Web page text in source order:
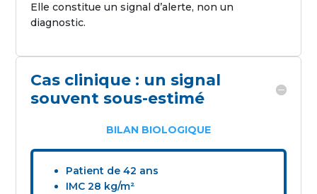
Elle constitue un signal d’alerte, non un
diagnostic.
Cas clinique : un signal
souvent sous-estimé
BILAN BIOLOGIQUE
Patient de 42 ans
IMC 28 kg/m²